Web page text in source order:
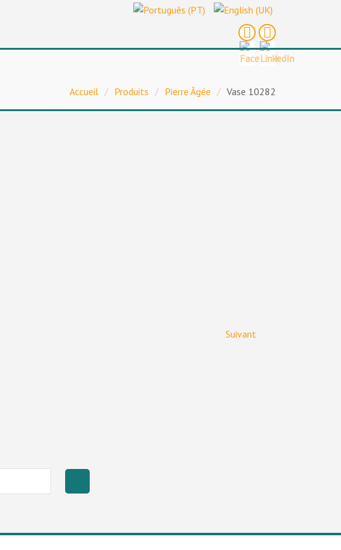
Accueil / Produits / Pierre Âgée / Vase 10282
Suivant